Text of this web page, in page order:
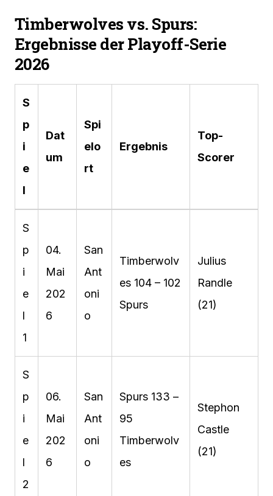
Timberwolves vs. Spurs:
Ergebnisse der Playoff-Serie
2026
S
p
i
e
l
Dat
um
Spi
elo
rt
Ergebnis
Top-
Scorer
S
p
i
e
l
1
04.
Mai
202
6
San
Ant
oni
o
Timberwolv
es 104 – 102
Spurs
Julius
Randle
(21)
S
p
i
e
l
2
06.
Mai
202
6
San
Ant
oni
o
Spurs 133 –
95
Timberwolv
es
Stephon
Castle
(21)